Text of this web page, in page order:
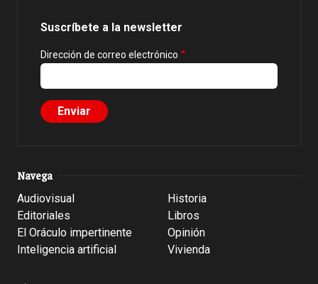
Suscríbete a la newsletter
Dirección de correo electrónico
Navega
Audiovisual
Editoriales
El Oráculo impertinente
Inteligencia artificial
Historia
Libros
Opinión
Vivienda